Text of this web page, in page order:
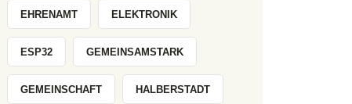
EHRENAMT ELEKTRONIK
ESP32 GEMEINSAMSTARK
GEMEINSCHAFT HALBERSTADT